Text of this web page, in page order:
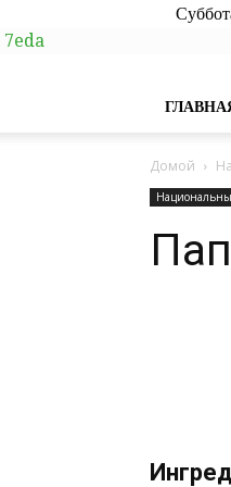
7eda
Домой